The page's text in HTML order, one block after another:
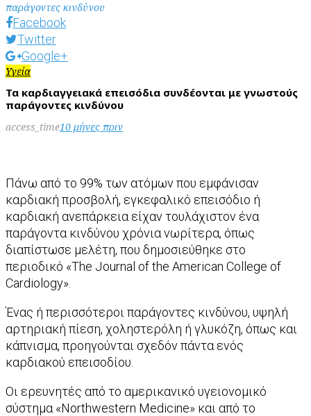
παράγοντες κινδύνου
Facebook
Twitter
Google+
Υγεία
Τα καρδιαγγειακά επεισόδια συνδέονται με γνωστούς
παράγοντες κινδύνου
access_time10 μήνες πριν
Πάνω από το 99% των ατόμων που εμφάνισαν
καρδιακή προσβολή, εγκεφαλικό επεισόδιο ή
καρδιακή ανεπάρκεια είχαν τουλάχιστον ένα
παράγοντα κινδύνου χρόνια νωρίτερα, όπως
διαπίστωσε μελέτη, που δημοσιεύθηκε στο
περιοδικό «The Journal of the American College of
Cardiology».
Ένας ή περισσότεροι παράγοντες κινδύνου, υψηλή
αρτηριακή πίεση, χοληστερόλη ή γλυκόζη, όπως και
κάπνισμα, προηγούνται σχεδόν πάντα ενός
καρδιακού επεισοδίου.
Οι ερευνητές από το αμερικανικό υγειονομικό
σύστημα «Northwestern Medicine» και από το